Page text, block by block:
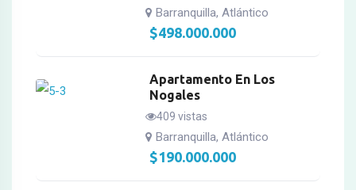
Barranquilla, Atlántico
$498.000.000
Apartamento En Los
Nogales
409 vistas
Barranquilla, Atlántico
$190.000.000